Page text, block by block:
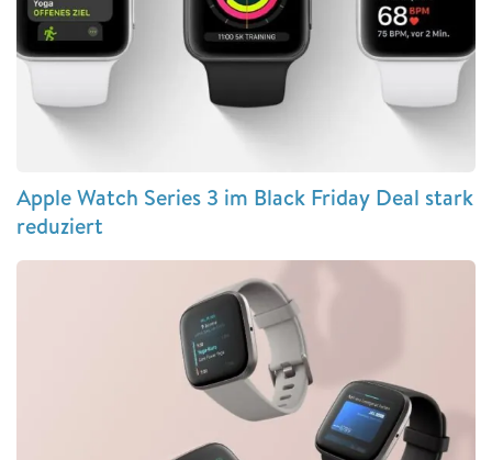
Apple Watch Series 3 im Black Friday Deal stark
reduziert